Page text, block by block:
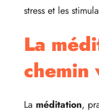
stress et les
La
chemin
La méditation,